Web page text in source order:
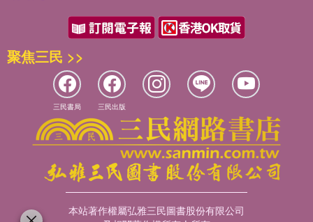
聚焦三民 >>
三民書局 三民出版
本站著作權屬弘雅三民圖書股份有限公司